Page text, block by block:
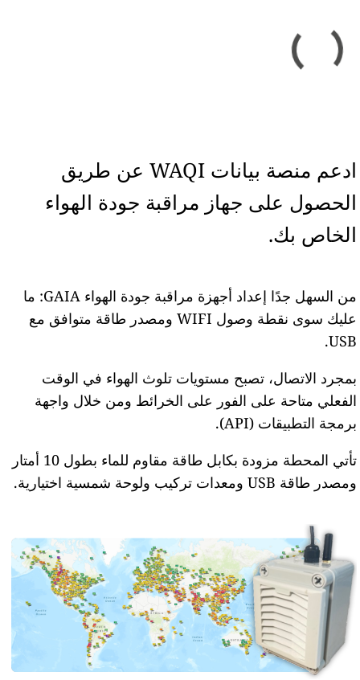
ادعم منصة بيانات WAQI عن طريق
الحصول على جهاز مراقبة جودة الهواء
الخاص بك.
من السهل جدًا إعداد أجهزة مراقبة جودة الهواء GAIA: ما
عليك سوى نقطة وصول WIFI ومصدر طاقة متوافق مع
USB.
بمجرد الاتصال، تصبح مستويات تلوث الهواء في الوقت
الفعلي متاحة على الفور على الخرائط ومن خلال واجهة
برمجة التطبيقات (API).
تأتي المحطة مزودة بكابل طاقة مقاوم للماء بطول 10 أمتار
ومصدر طاقة USB ومعدات تركيب ولوحة شمسية اختيارية.